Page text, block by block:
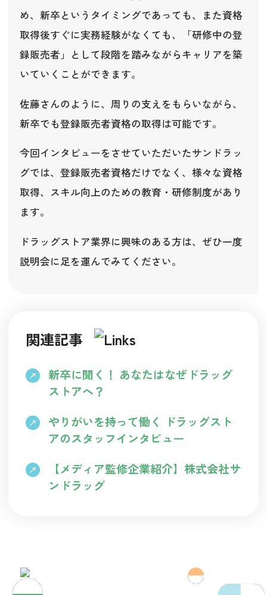
め、新卒というタイミングであっても、また資格
取得後すぐに実務経験がなくても、「研修中の登
録販売者」として段階を踏みながらキャリアを築
いていくことができます。
佐藤さんのように、周りの支えをもらいながら、
新卒でも登録販売者資格の取得は可能です。
今回インタビューをさせていただいたサンドラッ
グでは、登録販売者資格だけでなく、様々な資格
取得、スキル向上のための教育・研修制度があり
ます。
ドラッグストア業界に興味のある方は、ぜひ一度
説明会に足を運んでみてください。
関連記事
新卒に聞く！ あなたはなぜドラッグ
ストアへ？
やりがいを持って働く ドラッグスト
アのスタッフインタビュー
【メディア監修企業紹介】株式会社サ
ンドラッグ